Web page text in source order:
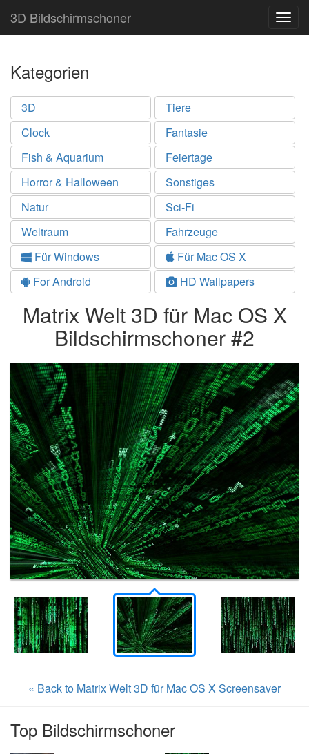
3D Bildschirmschoner
Kategorien
3D
Tiere
Clock
Fantasie
Fish & Aquarium
Feiertage
Horror & Halloween
Sonstiges
Natur
Sci-Fi
Weltraum
Fahrzeuge
Für Windows
Für Mac OS X
For Android
HD Wallpapers
Matrix Welt 3D für Mac OS X
Bildschirmschoner #2
« Back to Matrix Welt 3D für Mac OS X Screensaver
Top Bildschirmschoner